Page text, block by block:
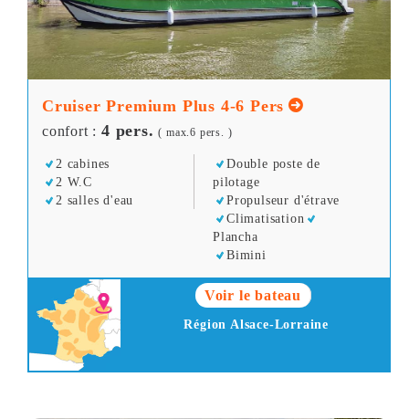
Cruiser Premium Plus 4-6 Pers
confort : 4 pers. ( max.6 pers. )
2 cabines
2 W.C
2 salles d'eau
Double poste de
pilotage
Propulseur d'étrave
Climatisation
Plancha
Bimini
Voir le bateau
Région Alsace-Lorraine